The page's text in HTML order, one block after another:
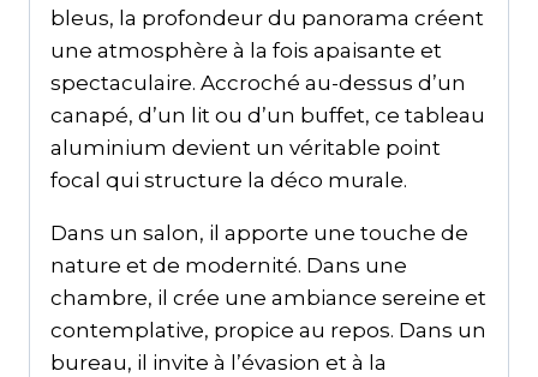
bleus, la profondeur du panorama créent
une atmosphère à la fois apaisante et
spectaculaire. Accroché au-dessus d’un
canapé, d’un lit ou d’un buffet, ce tableau
aluminium devient un véritable point
focal qui structure la déco murale.
Dans un salon, il apporte une touche de
nature et de modernité. Dans une
chambre, il crée une ambiance sereine et
contemplative, propice au repos. Dans un
bureau, il invite à l’évasion et à la